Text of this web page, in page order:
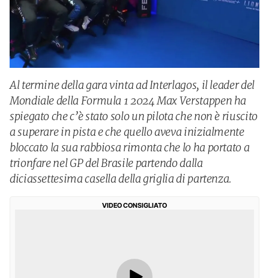
Al termine della gara vinta ad Interlagos, il leader del
Mondiale della Formula 1 2024 Max Verstappen ha
spiegato che c’è stato solo un pilota che non è riuscito
a superare in pista e che quello aveva inizialmente
bloccato la sua rabbiosa rimonta che lo ha portato a
trionfare nel GP del Brasile partendo dalla
diciassettesima casella della griglia di partenza.
VIDEO CONSIGLIATO